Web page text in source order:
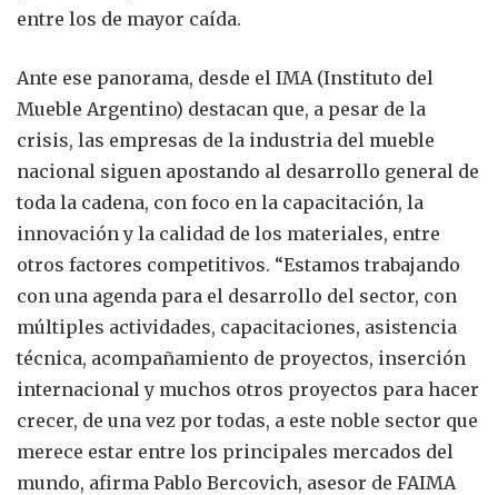
entre los de mayor caída.
Ante ese panorama, desde el IMA (Instituto del
Mueble Argentino) destacan que, a pesar de la
crisis, las empresas de la industria del mueble
nacional siguen apostando al desarrollo general de
toda la cadena, con foco en la capacitación, la
innovación y la calidad de los materiales, entre
otros factores competitivos. “Estamos trabajando
con una agenda para el desarrollo del sector, con
múltiples actividades, capacitaciones, asistencia
técnica, acompañamiento de proyectos, inserción
internacional y muchos otros proyectos para hacer
crecer, de una vez por todas, a este noble sector que
merece estar entre los principales mercados del
mundo, afirma Pablo Bercovich, asesor de FAIMA